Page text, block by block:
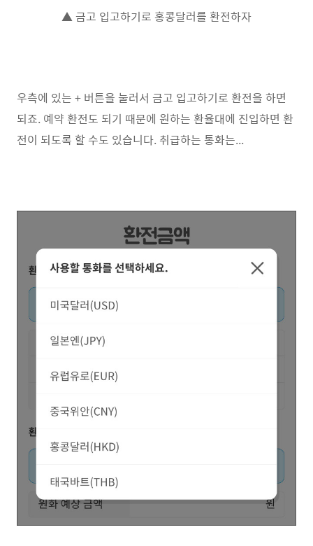
▲ 금고 입고하기로 홍콩달러를 환전하자
우측에 있는 + 버튼을 눌러서 금고 입고하기로 환전을 하면
되죠. 예약 환전도 되기 때문에 원하는 환율대에 진입하면 환
전이 되도록 할 수도 있습니다. 취급하는 통화는...